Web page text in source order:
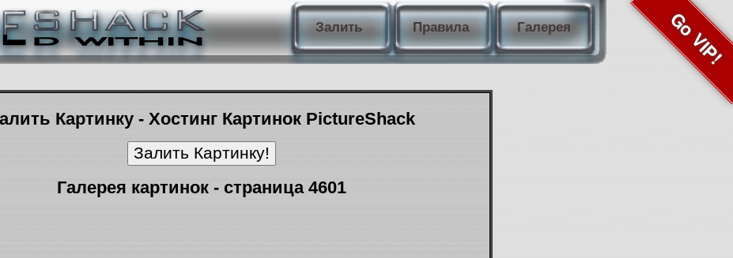
Залить Правила Галерея Go VIP!
Картинку - Хостинг Картинок PictureShack
Галерея картинок - страница 4601